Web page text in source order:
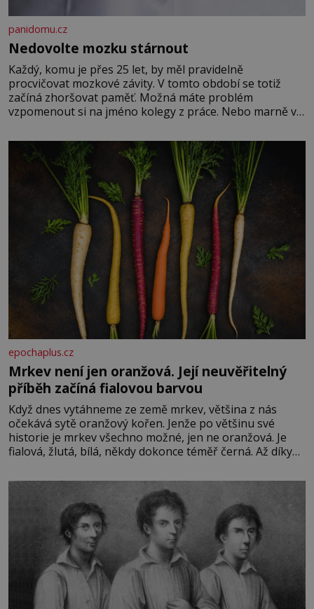
panidomu.cz
Nedovolte mozku stárnout
Každý, komu je přes 25 let, by měl pravidelně
procvičovat mozkové závity. V tomto období se totiž
začíná zhoršovat paměť. Možná máte problém
vzpomenout si na jméno kolegy z práce. Nebo marně v
Je to opravdu tak, s věkem jako kdyby se paměť
rozhodla stávkovat. Cvičte
epochaplus.cz
Mrkev není jen oranžová. Její neuvěřitelný
příběh začíná fialovou barvou
Když dnes vytáhneme ze země mrkev, většina z nás
očekává sytě oranžový kořen. Jenže po většinu své
historie je mrkev všechno možné, jen ne oranžová. Je
fialová, žlutá, bílá, někdy dokonce téměř černá. Až díky
bez které si českou zahradu ani nedokážeme představit.